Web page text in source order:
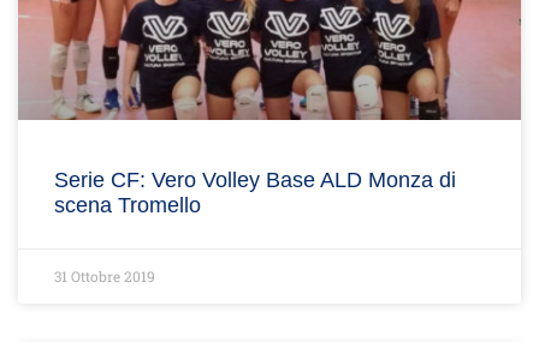
Serie CF: Vero Volley Base ALD Monza di
scena Tromello
31 Ottobre 2019